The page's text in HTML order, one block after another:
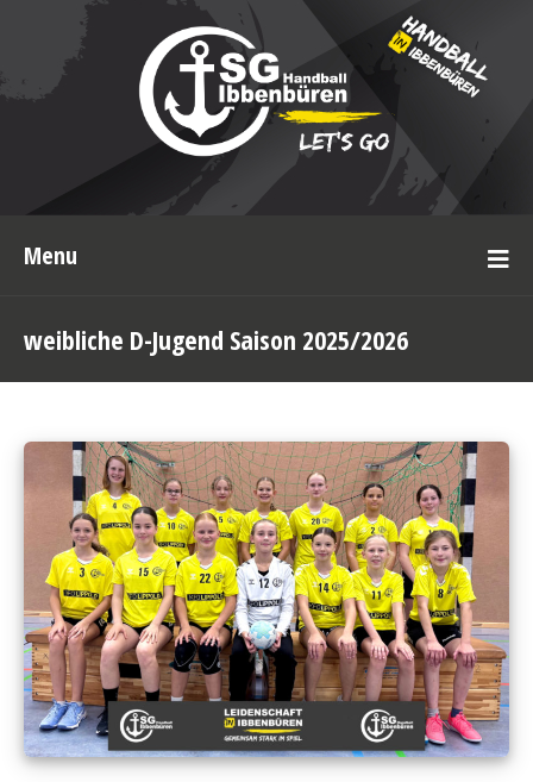
Menu
weibliche D-Jugend Saison 2025/2026